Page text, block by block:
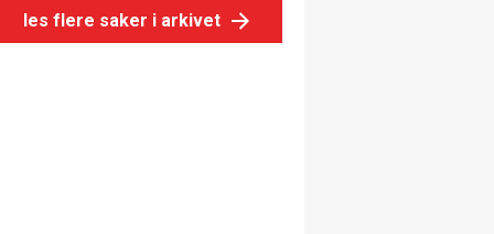
les flere saker i arkivet